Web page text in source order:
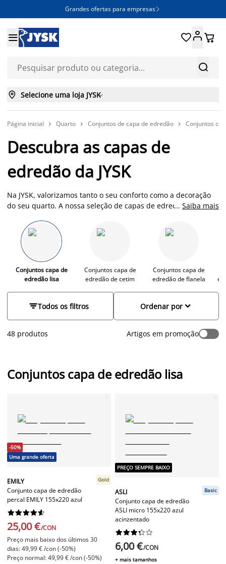
Grandes ofertas para empresas 


 
 Selecione uma loja JYSK
Página inicial  Quarto  Conjuntos de capa de edredão  Conjuntos
Descubra as capas de
edredão da JYSK
Na JYSK, valorizamos tanto o seu conforto como a decoração
do seu quarto. A nossa seleção de capas de edredão aliam a
acolhedor e aconchegante.
... Saiba mais
Conjuntos capa de
edredão lisa
Conjuntos capa de
edredão de cetim
Conjuntos capa de
edredão de flanela
Todos os filtros 
Ordenar por
48 produtos Artigos em promoção
Conjuntos capa de edredão lisa
-50%
Uma grande oferta
EMILY
Conjunto capa de edredão
percal EMILY 155x220 azul
Gold






25,00 €/CON
Preço mais baixo dos últimos 30
dias: 49,99 € /con (-50%)
Preço normal: 49,99 € /con (-50%)
PREÇO SEMPRE BAIXO
ASLI
Conjunto capa de edredão
ASLI micro 155x220 azul
acinzentado
Basic






6,00 €/CON
+ mais tamanhos